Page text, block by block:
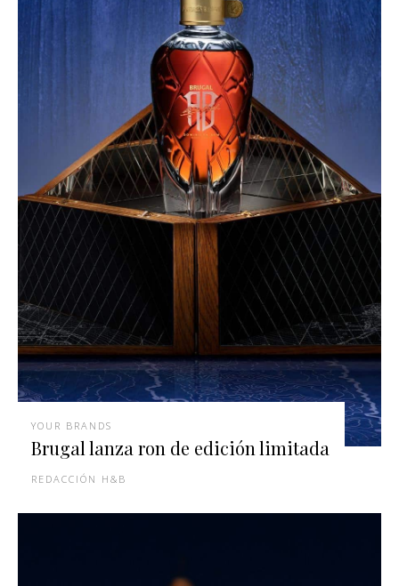
YOUR BRANDS
Brugal lanza ron de edición limitada
REDACCIÓN H&B